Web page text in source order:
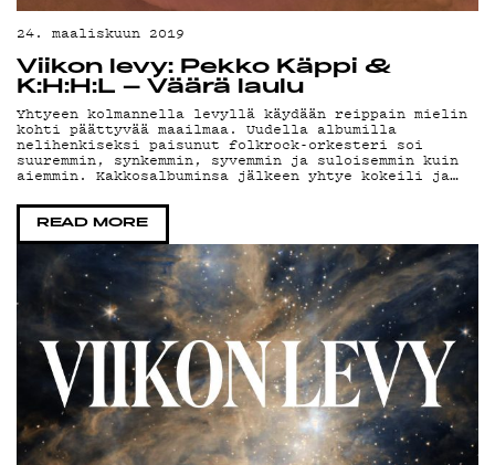
24. maaliskuun 2019
Viikon levy: Pekko Käppi &
K:H:H:L – Väärä laulu
Yhtyeen kolmannella levyllä käydään reippain mielin
kohti päättyvää maailmaa. Uudella albumilla
nelihenkiseksi paisunut folkrock-orkesteri soi
suuremmin, synkemmin, syvemmin ja suloisemmin kuin
aiemmin. Kakkosalbuminsa jälkeen yhtye kokeili ja…
READ MORE